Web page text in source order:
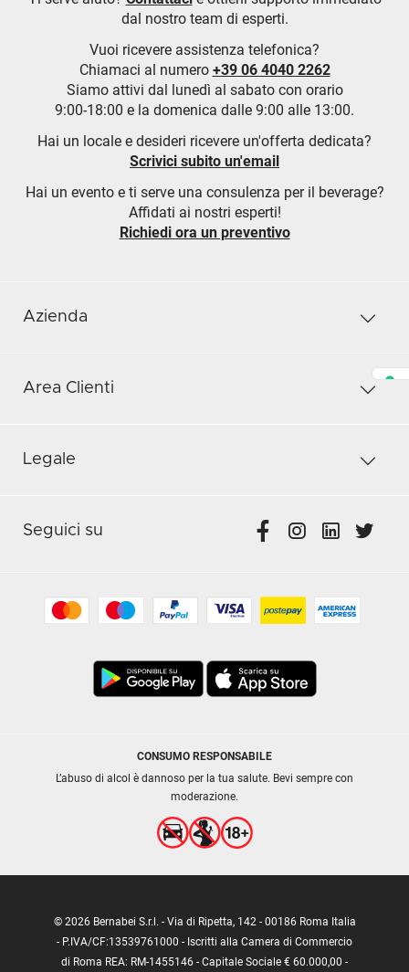
dal nostro team di esperti.
Vuoi ricevere assistenza telefonica?
Chiamaci al numero +39 06 4040 2262
Siamo attivi dal lunedì al sabato con orario
9:00-18:00 e la domenica dalle 9:00 alle 13:00.
Hai un locale e desideri ricevere un'offerta dedicata?
Scrivici subito un'email
Hai un evento e ti serve una consulenza per il beverage?
Affidati ai nostri esperti!
Richiedi ora un preventivo
Azienda
Area Clienti
Legale
Seguici su
CONSUMO RESPONSABILE
L’abuso di alcol è dannoso per la tua salute. Bevi sempre con
moderazione.
© 2026 Bernabei S.r.l. - Via di Ripetta, 142 - 00186 Roma Italia
- P.IVA/CF:13539761000 - Iscritti alla Camera di Commercio
di Roma REA: RM-1455146 - Capitale Sociale € 60.000,00 -